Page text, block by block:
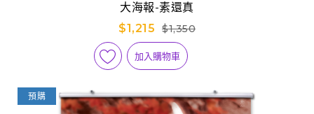
大海報-素還真
$1,215
$1,350
加入購物車
預購